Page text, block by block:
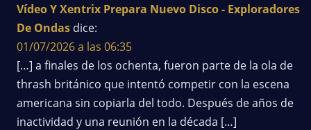
Vídeo Y Xentrix Prepara Nuevo Disco - Exploradores
De Ondas dice:
01/07/2026 a las 06:35
[…] a finales de los ochenta, fueron parte de la ola de
thrash británico que intentó competir con la escena
americana sin copiarla del todo. Después de años de
inactividad y una reunión en la década […]